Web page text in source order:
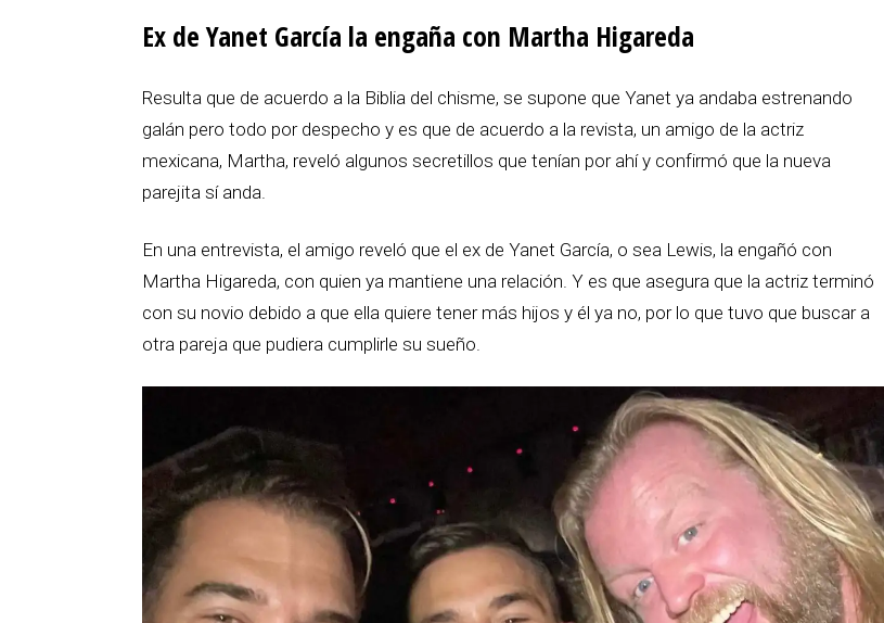
Ex de Yanet García la engaña con Martha Higareda
Resulta que de acuerdo a la Biblia del chisme, se supone que Yanet ya andaba estrenando
galán pero todo por despecho y es que de acuerdo a la revista, un amigo de la actriz
mexicana, Martha, reveló algunos secretillos que tenían por ahí y confirmó que la nueva
parejita sí anda.
En una entrevista, el amigo reveló que el ex de Yanet García, o sea Lewis, la engañó con
Martha Higareda, con quien ya mantiene una relación. Y es que asegura que la actriz terminó
con su novio debido a que ella quiere tener más hijos y él ya no, por lo que tuvo que buscar a
otra pareja que pudiera cumplirle su sueño.